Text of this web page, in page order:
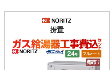
据置